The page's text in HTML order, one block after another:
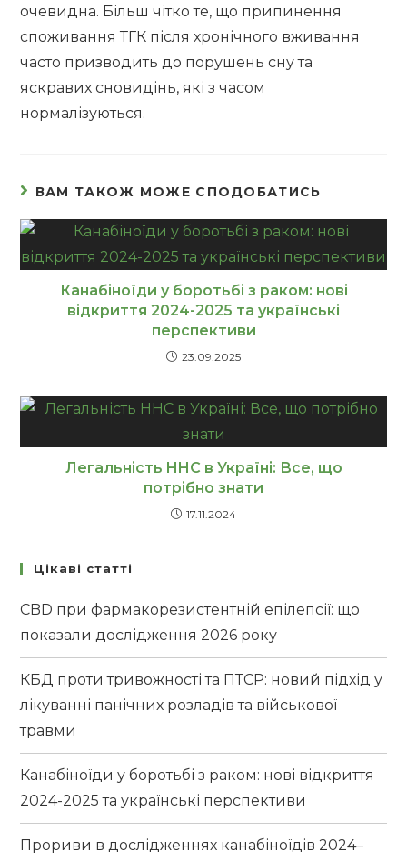
очевидна. Більш чітко те, що припинення
споживання ТГК після хронічного вживання
часто призводить до порушень сну та
яскравих сновидінь, які з часом
нормалізуються.
ВАМ ТАКОЖ МОЖЕ СПОДОБАТИСЬ
Канабіноїди у боротьбі з раком: нові
відкриття 2024-2025 та українські
перспективи
23.09.2025
Легальність HHC в Україні: Все, що
потрібно знати
17.11.2024
Цікаві статті
CBD при фармакорезистентній епілепсії: що
показали дослідження 2026 року
КБД проти тривожності та ПТСР: новий підхід у
лікуванні панічних розладів та військової
травми
Канабіноїди у боротьбі з раком: нові відкриття
2024-2025 та українські перспективи
Прориви в дослідженнях канабіноїдів 2024–